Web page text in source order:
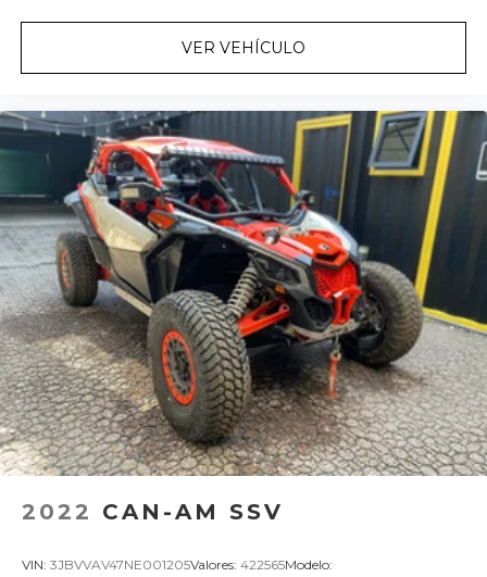
VER VEHÍCULO
2022 CAN-AM SSV
VIN: 3JBVVAV47NE001205Valores: 422565Modelo: